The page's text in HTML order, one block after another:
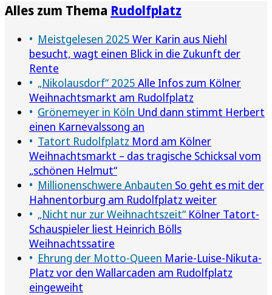
Alles zum Thema Rudolfplatz
Meistgelesen 2025 Wer Karin aus Niehl
besucht, wagt einen Blick in die Zukunft der
Rente
„Nikolausdorf“ 2025 Alle Infos zum Kölner
Weihnachtsmarkt am Rudolfplatz
Grönemeyer in Köln Und dann stimmt Herbert
einen Karnevalssong an
Tatort Rudolfplatz Mord am Kölner
Weihnachtsmarkt – das tragische Schicksal vom
„schönen Helmut“
Millionenschwere Anbauten So geht es mit der
Hahnentorburg am Rudolfplatz weiter
„Nicht nur zur Weihnachtszeit“ Kölner Tatort-
Schauspieler liest Heinrich Bölls
Weihnachtssatire
Ehrung der Motto-Queen Marie-Luise-Nikuta-
Platz vor den Wallarcaden am Rudolfplatz
eingeweiht